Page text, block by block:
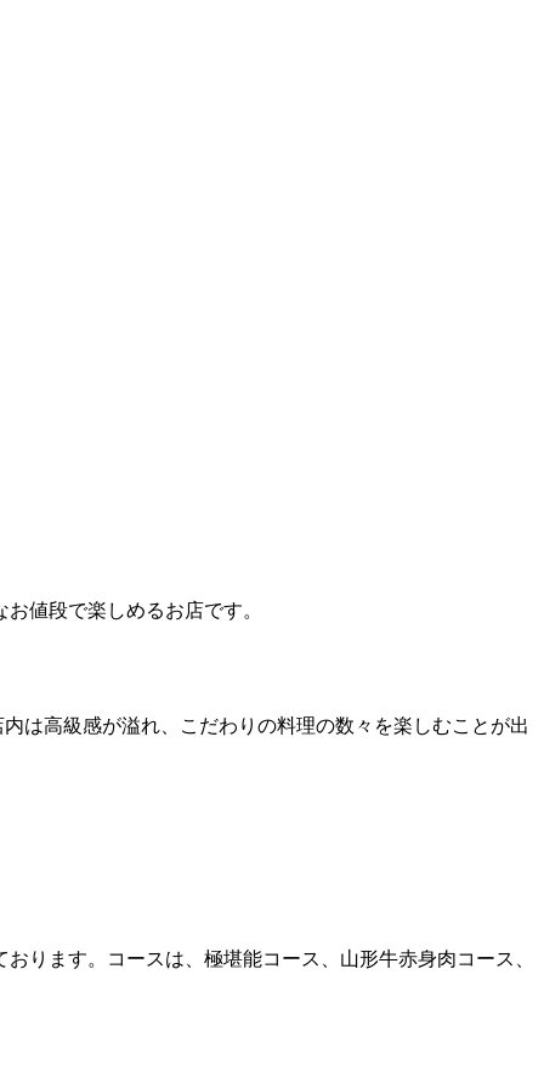
値段で楽しめるお店です。
は高級感が溢れ、こだわりの料理の数々を楽しむことが出
ります。コースは、極堪能コース、山形牛赤身肉コース、